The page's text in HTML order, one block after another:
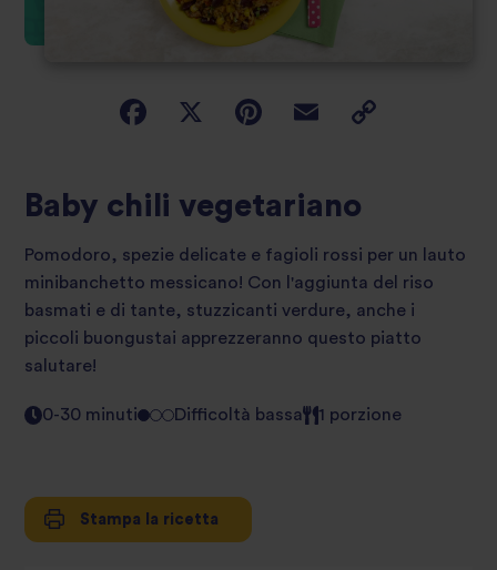
Baby chili vegetariano
Pomodoro, spezie delicate e fagioli rossi per un lauto
minibanchetto messicano! Con l'aggiunta del riso
basmati e di tante, stuzzicanti verdure, anche i
piccoli buongustai apprezzeranno questo piatto
salutare!
0-30 minuti Difficoltà bassa 1 porzione
Stampa la ricetta